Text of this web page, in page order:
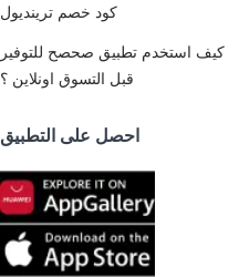
كود خصم ترينديول
كيف استخدم تطبيق صحصح للتوفير
قبل التسوق اونلاين ؟
احصل على التطبيق